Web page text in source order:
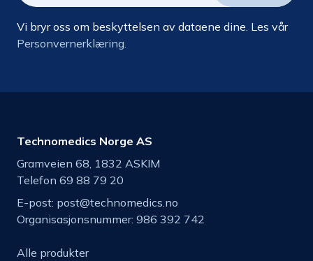
Vi bryr oss om beskyttelsen av dataene dine. Les vår
Personvernerklæring.
Technomedics Norge AS
Gramveien 68, 1832 ASKIM
Telefon 69 88 79 20
E-post: post@technomedics.no
Organisasjonsnummer: 986 392 742
Alle produkter